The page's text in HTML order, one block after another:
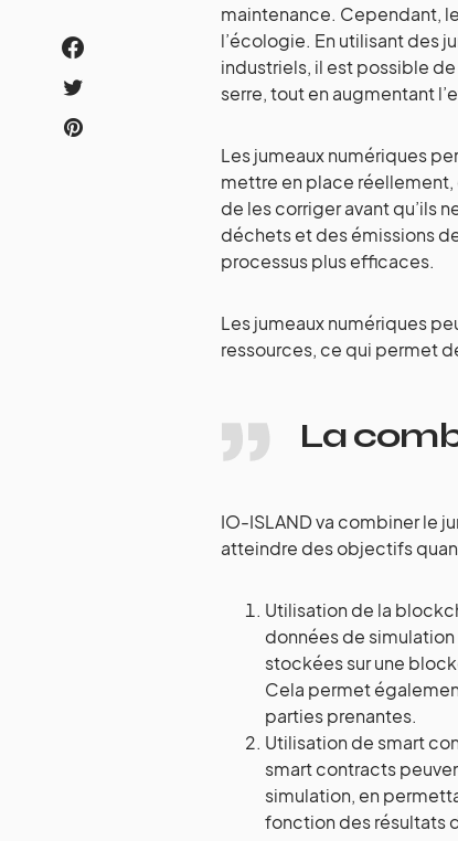
maintenance. Cependant,
l’écologie. En utilisant des
industriels, il est possible
serre, tout en augmentant
Les jumeaux numériques
mettre en place
de les corriger avant qu’ils
déchets et des émissions
processus plus efficaces.
Les jumeaux numériques
ressources, ce qui permet
La
IO-ISLAND va combiner le
atteindre des objectifs
Utilisation de la
données de
stockées sur une
Cela permet
parties prenantes.
Utilisation de smart
smart contracts
simulation, en
fonction des résultats